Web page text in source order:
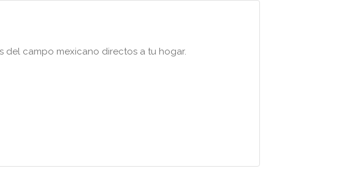
del campo mexicano directos a tu hogar.